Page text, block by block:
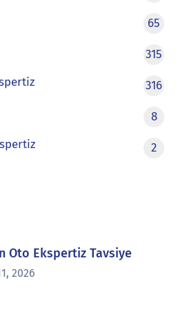
65
315
316
8
2
Oto Ekspertiz Tavsiye
2026